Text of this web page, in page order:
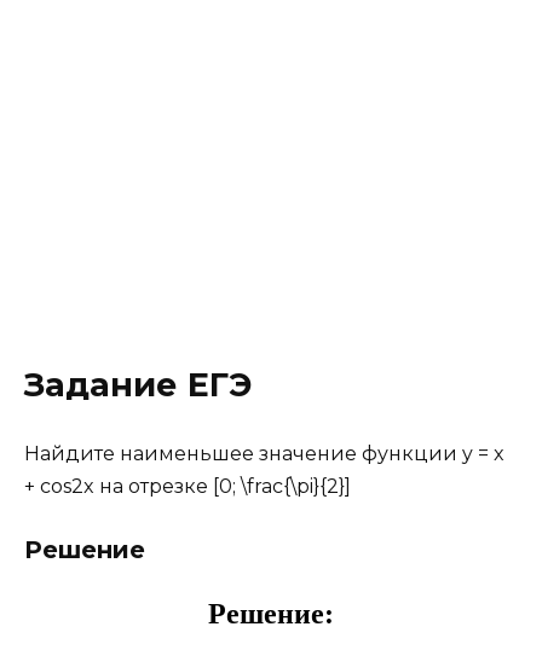
Задание ЕГЭ
Найдите наименьшее значение функции y = x
+ cos2x на отрезке [0; \frac{\pi}{2}]
Решение
Решение: